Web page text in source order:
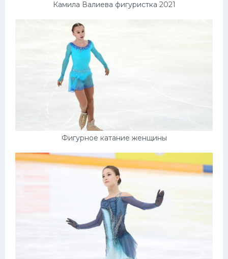
Камила Валиева фигуристка 2021
Фигурное катание женщины